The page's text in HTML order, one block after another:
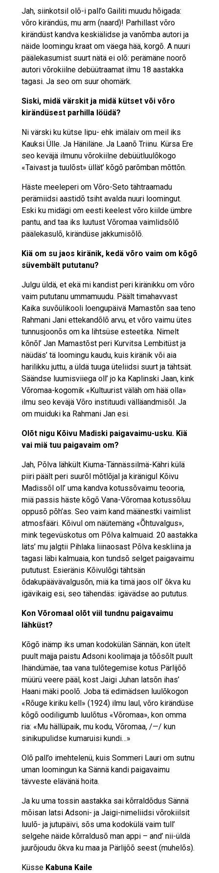
Jah, siinkotsil olõ-i pall’o Gailiti muudu hõigada:
võro kirändüs, mu arm (naard)! Parhillast võro
kirändüst kandva keskiälidse ja vanõmba autori ja
näide loomingu kraat om väega hää, korgõ. A nuuri
päälekasumist suurt nätä ei olõ: perämäne noorõ
autori võrokiilne debüütraamat ilmu 18 aastakka
tagasi. Ja seo om suur ohomärk.
Siski, midä värskit ja midä kütset või võro
kirändüsest parhilla löüdä?
Ni värski ku kütse lipu- ehk imälaiv om meil iks
Kauksi Ülle. Ja Häniläne. Ja Laanõ Triinu. Kürsa Ere
seo keväjä ilmunu võrokiilne debüütluulõkogo
«Taivast ja tuulõst» üllät’ kõgõ parõmban mõttõn.
Häste meeleperi om Võro-Seto tähtraamadu
perämiidsi aastidõ tsiht avalda nuuri loomingut.
Eski ku midägi om eesti keelest võro kiilde ümbre
pantu, and taa iks luutust Võromaa vaimlidsõlõ
päälekasulõ, kirändüse jakkumisõlõ.
Kiä om su jaos kiränik, kedä võro vaim om kõgõ
süvembält pututanu?
Julgu üldä, et ekä mi kandist peri kiränikku om võro
vaim pututanu ummamuudu. Päält timahavvast
Kaika suvõülikooli loengupäivä Mamastõn saa teno
Rahmani Jani ettekandõlõ arvu, et võro vaimu ütes
tunnusjoonõs om ka lihtsüse esteetika. Nimelt
kõnõl’ Jan Mamastõst peri Kurvitsa Lembitüst ja
näüdäs’ tä loomingu kaudu, kuis kiränik või aia
harilikku juttu, a üldä tuuga üteliidsi suurt ja tähtsät.
Säändse luumisviiega oll’ jo ka Kaplinski Jaan, kink
Võromaa-kogomik «Kultuurist väläh om hää olla»
ilmu seo keväjä Võro instituudi välläandmisõl. Ja
om muiduki ka Rahmani Jan esi.
Olõt nigu Kõivu Madiski paigavaimu-usku. Kiä
vai miä tuu paigavaim om?
Jah, Põlva lähkült Kiuma-Tännässilmä-Kähri külä
piiri päält peri suurõl mõtlõjal ja kiränigul Kõivu
Madissõl oll’ uma kandva kotussõvaimu teooria,
miä passis häste kõgõ Vana-Võromaa kotussõluu
oppusõ põh’as. Seo vaim kand määnestki vaimlist
atmosfääri. Kõivul om näütemäng «Õhtuvalgus»,
mink tegevüskotus om Põlva kalmuaid. 20 aastakka
läts’ mu jalgtii Pihlaka liinaosast Põlva keskliina ja
tagasi läbi kalmuaia, kon tundsõ selget paigavaimu
pututust. Esieränis Kõivulõgi tähtsän
õdakupäävävalgusõn, miä ka timä jaos oll’ õkva ku
igävikaig esi, seo tähendäs: igävädse ao pututus.
Kon Võromaal olõt viil tundnu paigavaimu
lähküst?
Kõgõ inämp iks uman kodokülän Sännän, kon ütelt
puult majja paistu Adsoni koolimaja ja tõõsõlt puult
Ihändümäe, taa vana tulõtegemise kotus Pärlijõõ
müürü veere pääl, kost Jaigi Juhan latsõn ihas’
Haani mäki poolõ. Joba tä edimädsen luulõkogon
«Rõuge kiriku kell» (1924) ilmu laul, võro kirändüse
kõgõ oodiligumb luulõtus «Võromaa», kon omma
ria: «Mu hällüpaik, mu kodu, Võromaa, /—/ kun
sinikupulidse kumaruisi kundi…»
Olõ pall’o imehtelenü, kuis Sommeri Lauri om sutnu
uman loomingun ka Sännä kandi paigavaimu
tävveste elävänä hoita.
Ja ku uma tossin aastakka sai kõrraldõdus Sännä
mõisan latsi Adsoni- ja Jaigi-nimeliidsi võrokiilsit
luulõ- ja jutupäivi, sõs uma kodokülä vaim tull’
selgehe näide kõrraldusõ man appi – and’ nii-üldä
juurõjoudu õkva ku maa ja Pärlijõõ seest (muhelõs).
Küsse Kabuna Kaile